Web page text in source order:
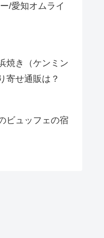
/愛知オムライ
焼き（ケンミン
寄せ通販は？
ビュッフェの宿